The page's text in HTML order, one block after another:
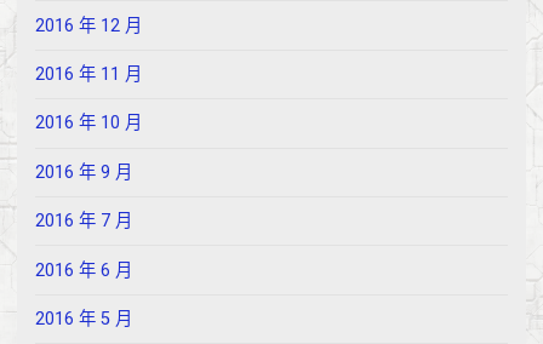
2016 年 12 月
2016 年 11 月
2016 年 10 月
2016 年 9 月
2016 年 7 月
2016 年 6 月
2016 年 5 月